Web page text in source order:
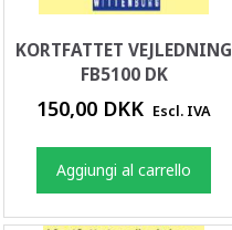
KORTFATTET VEJLEDNING
FB5100 DK
150,00 DKK Escl. IVA
Aggiungi al carrello